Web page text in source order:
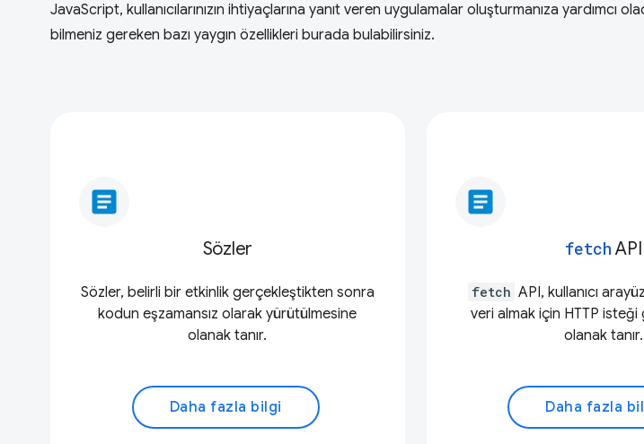
JavaScript, kullanıcılarınızın ihtiyaçlarına yanıt veren uygulamalar oluşturmanıza
bilmeniz gereken bazı yaygın özellikleri burada bulabilirsiniz.
article
Sözler
Sözler, belirli bir etkinlik gerçekleştikten sonra
kodun eşzamansız olarak yürütülmesine
olanak tanır.
Daha fazla bilgi
article
fetch API
fetch API, kullanıcı
veri almak için HTTP
olanak tanır.
Daha fazla